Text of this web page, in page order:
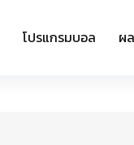
โปรแกรมบอล ผ